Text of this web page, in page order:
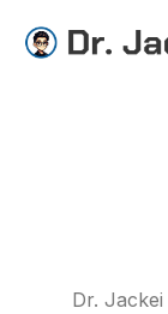
Dr. Jackei